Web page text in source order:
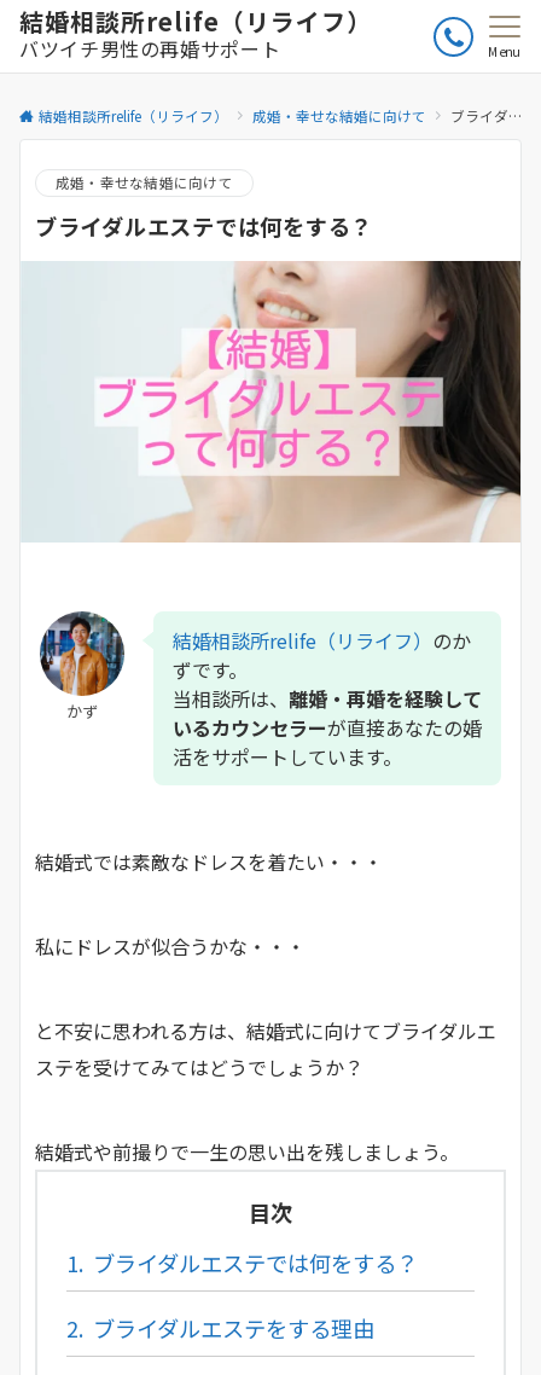
結婚相談所relife（リライフ）
バツイチ男性の再婚サポート Menu
結婚相談所relife（リライフ） 成婚・幸せな結婚に向けて ブライダルエステでは何をする？
成婚・幸せな結婚に向けて
ブライダルエステでは何をする？
かず
結婚相談所relife（リライフ） のか
ずです。
当相談所は、 離婚・再婚を経験して
いるカウンセラーが直接あなたの婚
活をサポートしています。
結婚式では素敵なドレスを着たい・・・
私にドレスが似合うかな・・・
と不安に思われる方は、結婚式に向けてブライダルエ
ステを受けてみてはどうでしょうか？
結婚式や前撮りで一生の思い出を残しましょう。
目次
1. ブライダルエステでは何をする？
2. ブライダルエステをする理由